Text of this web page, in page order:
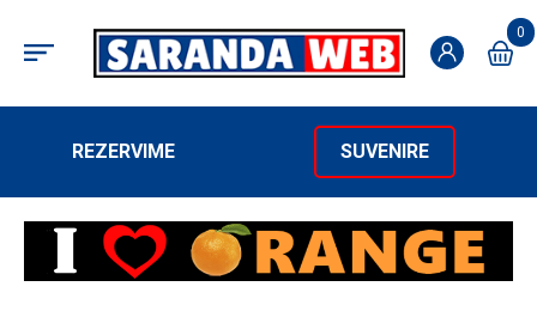
0
REZERVIME SUVENIRE